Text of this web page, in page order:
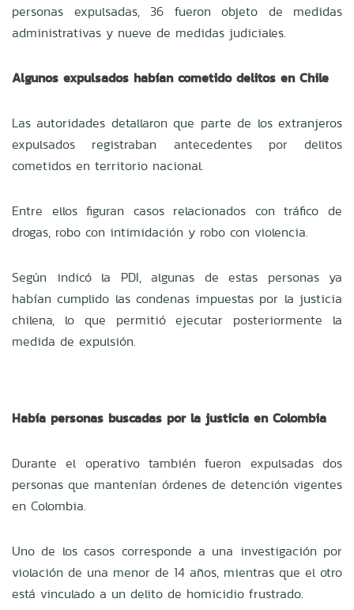
personas expulsadas, 36 fueron objeto de medidas
administrativas y nueve de medidas judiciales.
Algunos expulsados habían cometido delitos en Chile
Las autoridades detallaron que parte de los extranjeros
expulsados registraban antecedentes por delitos
cometidos en territorio nacional.
Entre ellos figuran casos relacionados con tráfico de
drogas, robo con intimidación y robo con violencia.
Según indicó la PDI, algunas de estas personas ya
habían cumplido las condenas impuestas por la justicia
chilena, lo que permitió ejecutar posteriormente la
medida de expulsión.
Había personas buscadas por la justicia en Colombia
Durante el operativo también fueron expulsadas dos
personas que mantenían órdenes de detención vigentes
en Colombia.
Uno de los casos corresponde a una investigación por
violación de una menor de 14 años, mientras que el otro
está vinculado a un delito de homicidio frustrado.